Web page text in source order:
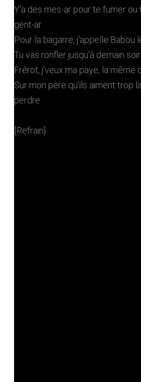
Y'a des mes-ar pour te fumer ou
gent-ar
Pour la bagarre, j'appelle Babou
Tu vas ronfler jusqu'à demain soir
Frérot, j'veux ma paye, la même
Sur mon père qu'ils aiment trop
perdre
[Refrain]